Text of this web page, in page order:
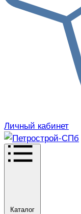
Личный кабинет
Каталог